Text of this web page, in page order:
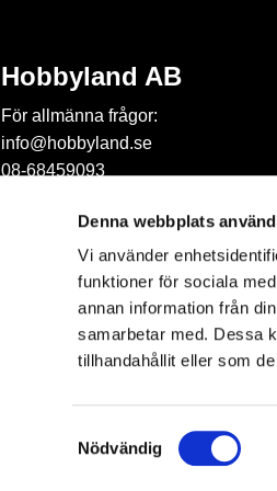
Denna webbplats
Vi använder
funktioner för sociala
annan information från
samarbetar med. Dessa
tillhandahållit eller som
a
Nödvändig
Hobbyland AB
För allmänna frågor:
info@hobbyland.se
08-68459093
order@hobbyland.se
08-68459093
vardagar mellan 9-11